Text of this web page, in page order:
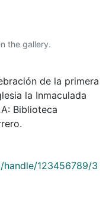
the gallery.
de la primera
la Inmaculada
Biblioteca
handle/123456789/3